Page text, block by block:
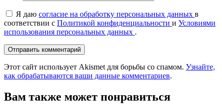
Я даю согласие на обработку персональных данных в
соответствии с Политикой конфиденциальности и Условиями
использования персональных данных .
Этот сайт использует Akismet для борьбы со спамом. Узнайте,
как обрабатываются ваши данные комментариев.
Вам также может понравиться